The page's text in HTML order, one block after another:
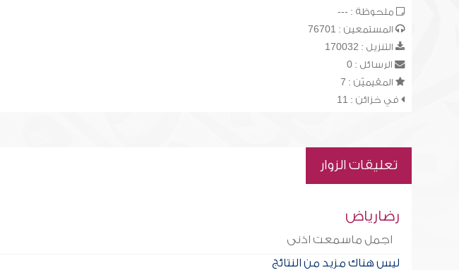
ملحوظة : ---
المستمعين : 76701
التنزيل : 170032
الرسائل : 0
المقيميّن : 7
في خزائن : 11
تعليقات الزوار
رضارياض
اجمل ماسمعت اذنى
ليس هناك مزيد من النتائج